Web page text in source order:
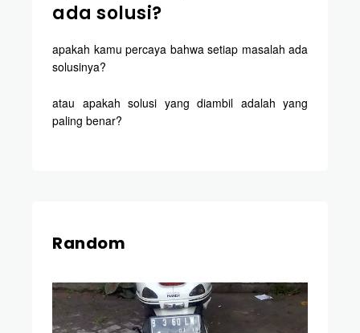
ada solusi?
apakah kamu percaya bahwa setiap masalah ada
solusinya?
atau apakah solusi yang diambil adalah yang
paling benar?
Random